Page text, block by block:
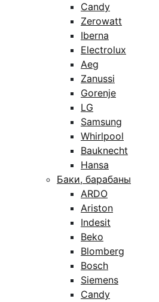
Candy
Zerowatt
Iberna
Electrolux
Aeg
Zanussi
Gorenje
LG
Samsung
Whirlpool
Bauknecht
Hansa
Баки, барабаны
ARDO
Ariston
Indesit
Beko
Blomberg
Bosch
Siemens
Candy